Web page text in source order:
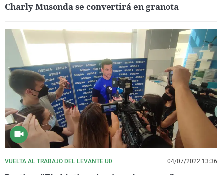
Charly Musonda se convertirá en granota
VUELTA AL TRABAJO DEL LEVANTE UD 04/07/2022 13:36